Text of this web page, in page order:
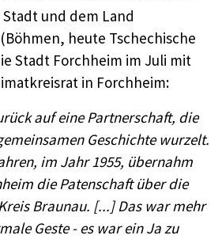
und dem Land
heute Tschechische
Stadt Forchheim im Juli mit
in Forchheim:
auf eine Partnerschaft, die
Geschichte wurzelt.
im Jahr 1955, übernahm
die Patenschaft über die
Braunau. [...] Das war mehr
Geste - es war ein Ja zu